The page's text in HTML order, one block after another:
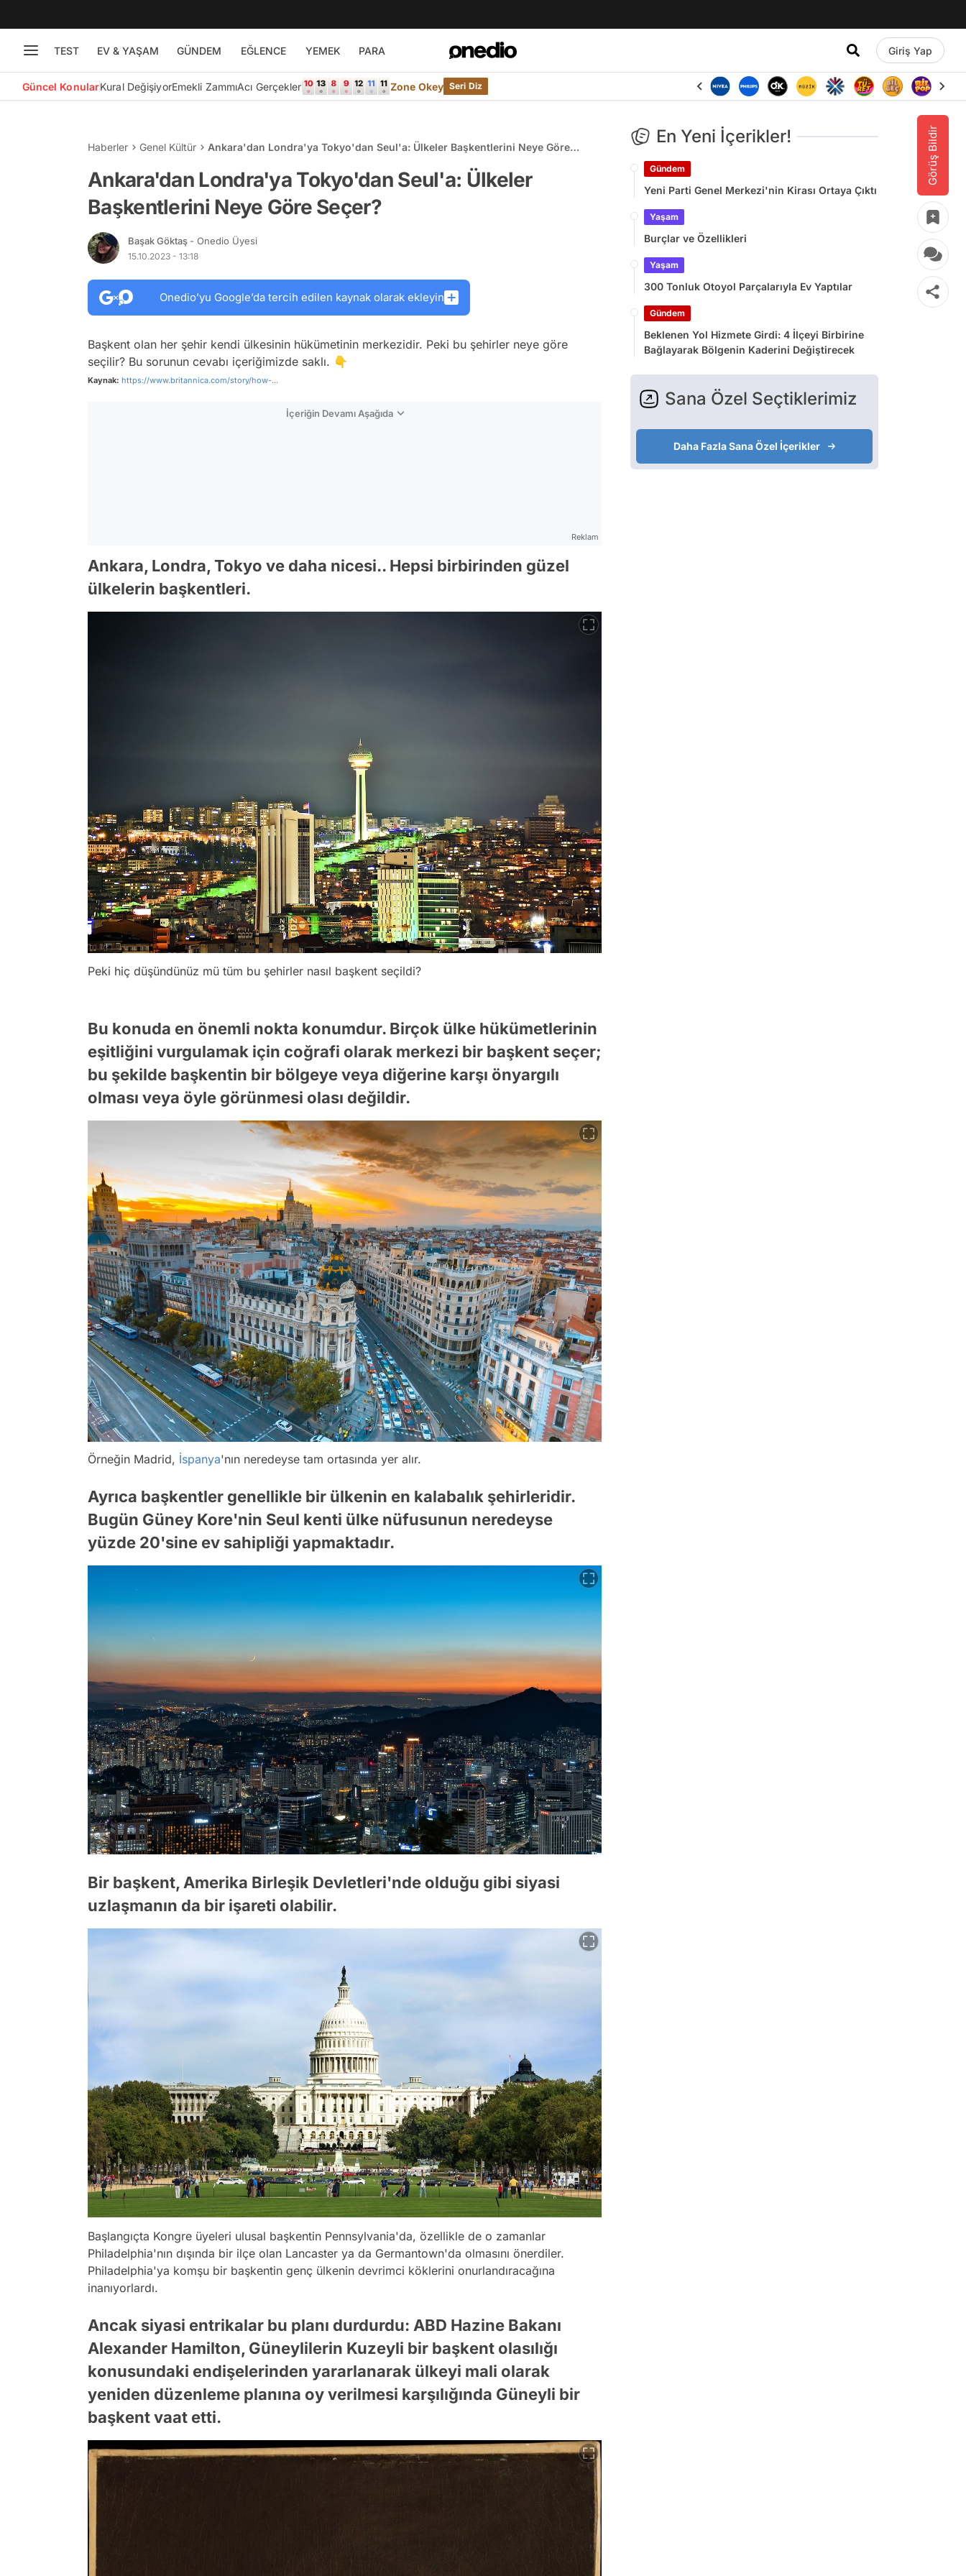
TEST EV & YAŞAM GÜNDEM EĞLENCE YEMEK PARA Giriş Yap
Güncel KonularKural DeğişiyorEmekli ZammıAcı Gerçekler Zone Okey Seri Diz
Görüş Bildir
Haberler Genel Kültür
Ankara'dan Londra'ya Tokyo'dan Seul'a: Ülkeler Başkentlerini Neye Göre
Ankara'dan Londra'ya Tokyo'dan Seul'a: Ülkeler
Başkentlerini Neye Göre Seçer?
Başak Göktaş - Onedio Üyesi
15.10.2023 - 13:18
Onedio’yu Google’da tercih edilen kaynak olarak ekleyin
Başkent olan her şehir kendi ülkesinin hükümetinin merkezidir. Peki bu şehirler neye göre
seçilir? Bu sorunun cevabı içeriğimizde saklı. 👇
Kaynak: https://www.britannica.com/story/how-...
İçeriğin Devamı Aşağıda
Reklam
Ankara, Londra, Tokyo ve daha nicesi.. Hepsi birbirinden güzel
ülkelerin başkentleri.
Peki hiç düşündünüz mü tüm bu şehirler nasıl başkent seçildi?
Bu konuda en önemli nokta konumdur. Birçok ülke hükümetlerinin
eşitliğini vurgulamak için coğrafi olarak merkezi bir başkent seçer;
bu şekilde başkentin bir bölgeye veya diğerine karşı önyargılı
olması veya öyle görünmesi olası değildir.
Örneğin Madrid, İspanya'nın neredeyse tam ortasında yer alır.
Ayrıca başkentler genellikle bir ülkenin en kalabalık şehirleridir.
Bugün Güney Kore'nin Seul kenti ülke nüfusunun neredeyse
yüzde 20'sine ev sahipliği yapmaktadır.
Bir başkent, Amerika Birleşik Devletleri'nde olduğu gibi siyasi
uzlaşmanın da bir işareti olabilir.
Başlangıçta Kongre üyeleri ulusal başkentin Pennsylvania'da, özellikle de o zamanlar
Philadelphia'nın dışında bir ilçe olan Lancaster ya da Germantown'da olmasını önerdiler.
Philadelphia'ya komşu bir başkentin genç ülkenin devrimci köklerini onurlandıracağına
inanıyorlardı.
Ancak siyasi entrikalar bu planı durdurdu: ABD Hazine Bakanı
Alexander Hamilton, Güneylilerin Kuzeyli bir başkent olasılığı
konusundaki endişelerinden yararlanarak ülkeyi mali olarak
yeniden düzenleme planına oy verilmesi karşılığında Güneyli bir
başkent vaat etti.
En Yeni İçerikler!
Gündem
Yeni Parti Genel Merkezi'nin Kirası Ortaya Çıktı
Yaşam
Burçlar ve Özellikleri
Yaşam
300 Tonluk Otoyol Parçalarıyla Ev Yaptılar
Gündem
Beklenen Yol Hizmete Girdi: 4 İlçeyi Birbirine
Bağlayarak Bölgenin Kaderini Değiştirecek
Sana Özel Seçtiklerimiz
Daha Fazla Sana Özel İçerikler